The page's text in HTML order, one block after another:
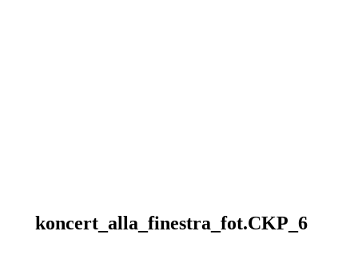
koncert_alla_finestra_fot.CKP_6